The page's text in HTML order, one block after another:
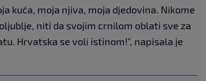
kuća, moja njiva, moja djedovina. Nikome
niti da svojim crnilom oblati sve za
Hrvatska se voli istinom!", napisala je